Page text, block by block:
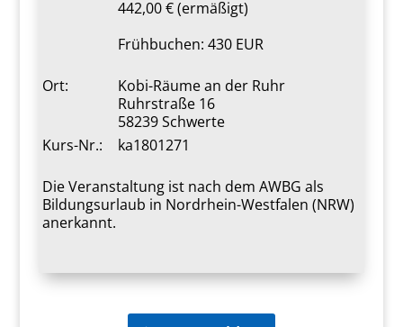
442,00 € (ermäßigt)
Frühbuchen: 430 EUR
Ort:
Kobi-Räume an der Ruhr
Ruhrstraße 16
58239 Schwerte
Kurs-Nr.:
ka1801271
Die Veranstaltung ist nach dem AWBG als
Bildungsurlaub in Nordrhein-Westfalen (NRW)
anerkannt.